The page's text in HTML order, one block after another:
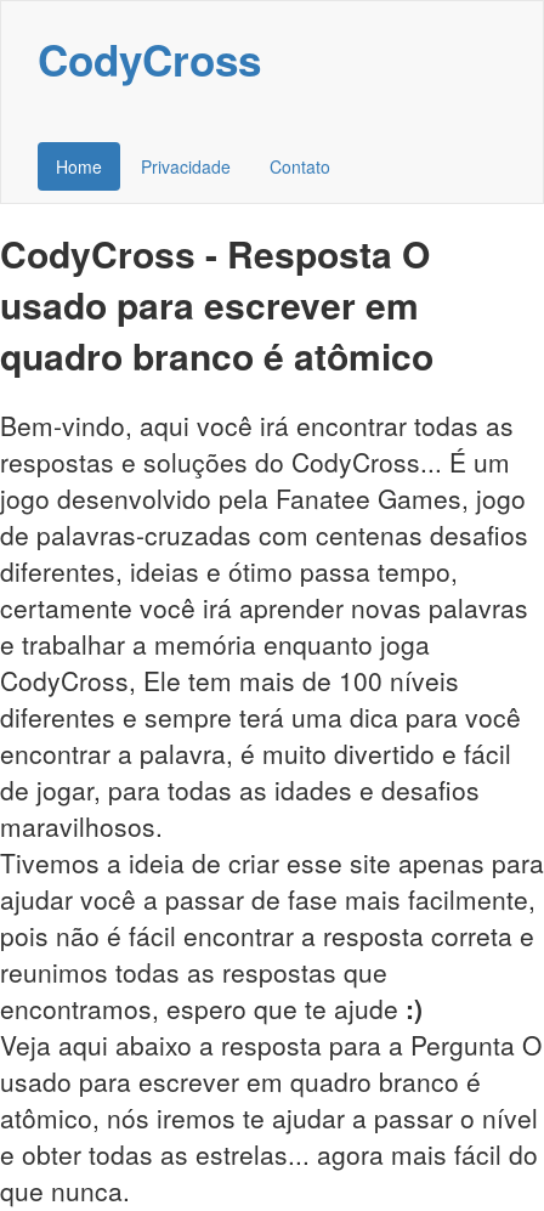
CodyCross
Home Privacidade Contato
CodyCross - Resposta O
usado para escrever em
quadro branco é atômico
Bem-vindo, aqui você irá encontrar todas as
respostas e soluções do CodyCross... É um
jogo desenvolvido pela Fanatee Games, jogo
de palavras-cruzadas com centenas desafios
diferentes, ideias e ótimo passa tempo,
certamente você irá aprender novas palavras
e trabalhar a memória enquanto joga
CodyCross, Ele tem mais de 100 níveis
diferentes e sempre terá uma dica para você
encontrar a palavra, é muito divertido e fácil
de jogar, para todas as idades e desafios
maravilhosos.
Tivemos a ideia de criar esse site apenas para
ajudar você a passar de fase mais facilmente,
pois não é fácil encontrar a resposta correta e
reunimos todas as respostas que
encontramos, espero que te ajude :)
Veja aqui abaixo a resposta para a Pergunta O
usado para escrever em quadro branco é
atômico, nós iremos te ajudar a passar o nível
e obter todas as estrelas... agora mais fácil do
que nunca.